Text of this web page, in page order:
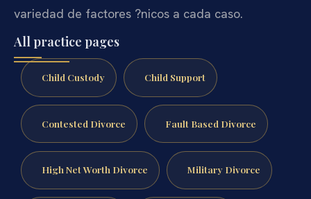
variedad de factores ?nicos a cada caso.
All practice pages
Child Custody Child Support
Contested Divorce Fault Based Divorce
High Net Worth Divorce Military Divorce